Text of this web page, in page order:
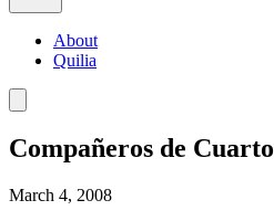
About
Quilia
Compañeros de Cuarto
March 4, 2008